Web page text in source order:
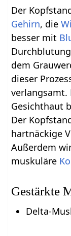
Der
Gehirn, die
besser mit
dem
dieser
verlangsamt.
Gesichthaut
Der
hartnäckige
Außerdem
muskuläre
Gestärkte
Delta-